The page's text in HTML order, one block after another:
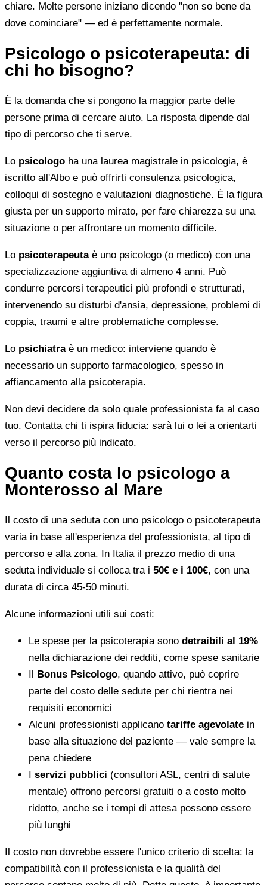
chiare. Molte persone iniziano dicendo "non so bene da
dove cominciare" — ed è perfettamente normale.
Psicologo o psicoterapeuta: di
chi ho bisogno?
È la domanda che si pongono la maggior parte delle
persone prima di cercare aiuto. La risposta dipende dal
tipo di percorso che ti serve.
Lo psicologo ha una laurea magistrale in psicologia, è
iscritto all'Albo e può offrirti consulenza psicologica,
colloqui di sostegno e valutazioni diagnostiche. È la figura
giusta per un supporto mirato, per fare chiarezza su una
situazione o per affrontare un momento difficile.
Lo psicoterapeutaè uno psicologo (o medico) con una
specializzazione aggiuntiva di almeno 4 anni. Può
condurre percorsi terapeutici più profondi e strutturati,
intervenendo su disturbi d'ansia, depressione, problemi di
coppia, traumi e altre problematiche complesse.
Lo psichiatraè un medico: interviene quando è
necessario un supporto farmacologico, spesso in
affiancamento alla psicoterapia.
Non devi decidere da solo quale professionista fa al caso
tuo. Contatta chi ti ispira fiducia: sarà lui o lei a orientarti
verso il percorso più indicato.
Quanto costa lo psicologo a
Monterosso al Mare
Il costo di una seduta con uno psicologo o psicoterapeuta
varia in base all'esperienza del professionista, al tipo di
percorso e alla zona. In Italia il prezzo medio di una
seduta individuale si colloca tra i 50€ e i 100€, con una
durata di circa 45-50 minuti.
Alcune informazioni utili sui costi:
Le spese per la psicoterapia sono detraibili al 19%
nella dichiarazione dei redditi, come spese sanitarie
Il Bonus Psicologo, quando attivo, può coprire
parte del costo delle sedute per chi rientra nei
requisiti economici
Alcuni professionisti applicano tariffe agevolate in
base alla situazione del paziente — vale sempre la
pena chiedere
I servizi pubblici (consultori ASL, centri di salute
mentale) offrono percorsi gratuiti o a costo molto
ridotto, anche se i tempi di attesa possono essere
più lunghi
Il costo non dovrebbe essere l'unico criterio di scelta: la
compatibilità con il professionista e la qualità del